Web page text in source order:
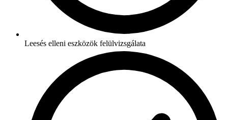
Leesés elleni eszközök felülvizsgálata